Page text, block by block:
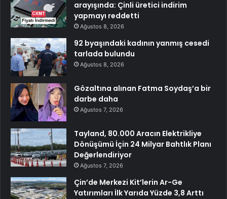
arayışında: Çinli üretici indirim
yapmayı reddetti
Ağustos 8, 2026
92 byaşındaki kadının yanmış cesedi
tarlada bulundu
Ağustos 8, 2026
Gözaltına alınan Fatma Soydaş’a bir
darbe daha
Ağustos 7, 2026
Tayland, 80.000 Aracın Elektrikliye
Dönüşümü İçin 24 Milyar Bahtlık Planı
Değerlendiriyor
Ağustos 7, 2026
Çin’de Merkezi Kit’lerin Ar-Ge
Yatırımları İlk Yarıda Yüzde 3,8 Arttı